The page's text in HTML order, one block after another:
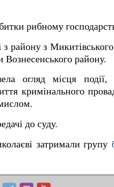
рибному
району з
Вознесенського району.
огляд місця
кримінального
до суду.
затримали групу